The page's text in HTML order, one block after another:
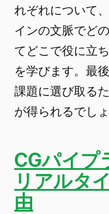
れぞれについて
インの文脈でど
てどこで役に立
を学びます。最
課題に選び取る
が得られるでしょ
CGパイプ
リアルタ
由